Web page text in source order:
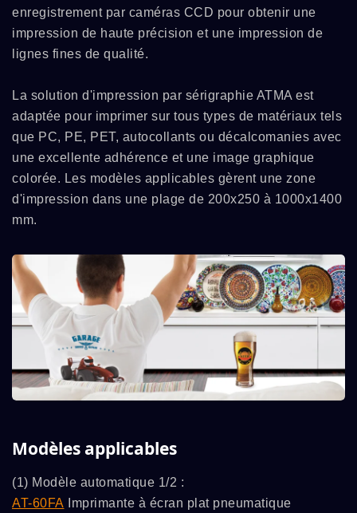
enregistrement par caméras CCD pour obtenir une
impression de haute précision et une impression de
lignes fines de qualité.
La solution d'impression par sérigraphie ATMA est
adaptée pour imprimer sur tous types de matériaux tels
que PC, PE, PET, autocollants ou décalcomanies avec
une excellente adhérence et une image graphique
colorée. Les modèles applicables gèrent une zone
d'impression dans une plage de 200x250 à 1000x1400
mm.
Modèles applicables
(1) Modèle automatique 1/2 :
AT-60FA Imprimante à écran plat pneumatique